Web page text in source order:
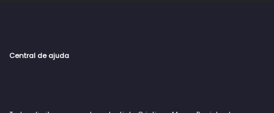
Central de ajuda